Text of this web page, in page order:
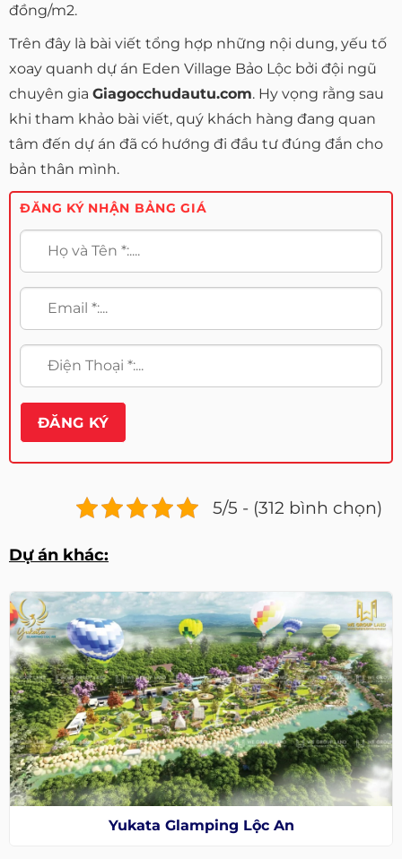
đồng/m2.
Trên đây là bài viết tổng hợp những nội dung, yếu tố
xoay quanh dự án Eden Village Bảo Lộc bởi đội ngũ
chuyên gia Giagocchudautu.com. Hy vọng rằng sau
khi tham khảo bài viết, quý khách hàng đang quan
tâm đến dự án đã có hướng đi đầu tư đúng đắn cho
bản thân mình.
ĐĂNG KÝ NHẬN BẢNG GIÁ
5/5 - (312 bình chọn)
Dự án khác:
Yukata Glamping Lộc An